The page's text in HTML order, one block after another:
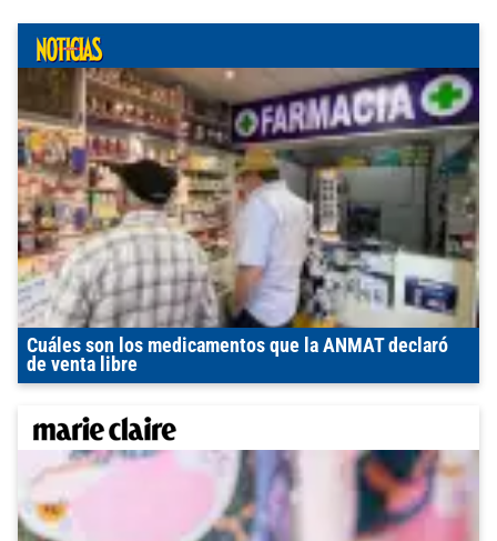
Cuáles son los medicamentos que la ANMAT declaró
de venta libre